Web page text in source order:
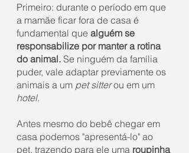
Primeiro: durante o período em que
a mamãe ficar fora de casa é
fundamental que alguém se
responsabilize por manter a rotina
do animal. Se ninguém da família
puder, vale adaptar previamente os
animais a um pet sitter ou em um
hotel.
Antes mesmo do bebê chegar em
casa podemos "apresentá-lo" ao
pet, trazendo para ele uma roupinha